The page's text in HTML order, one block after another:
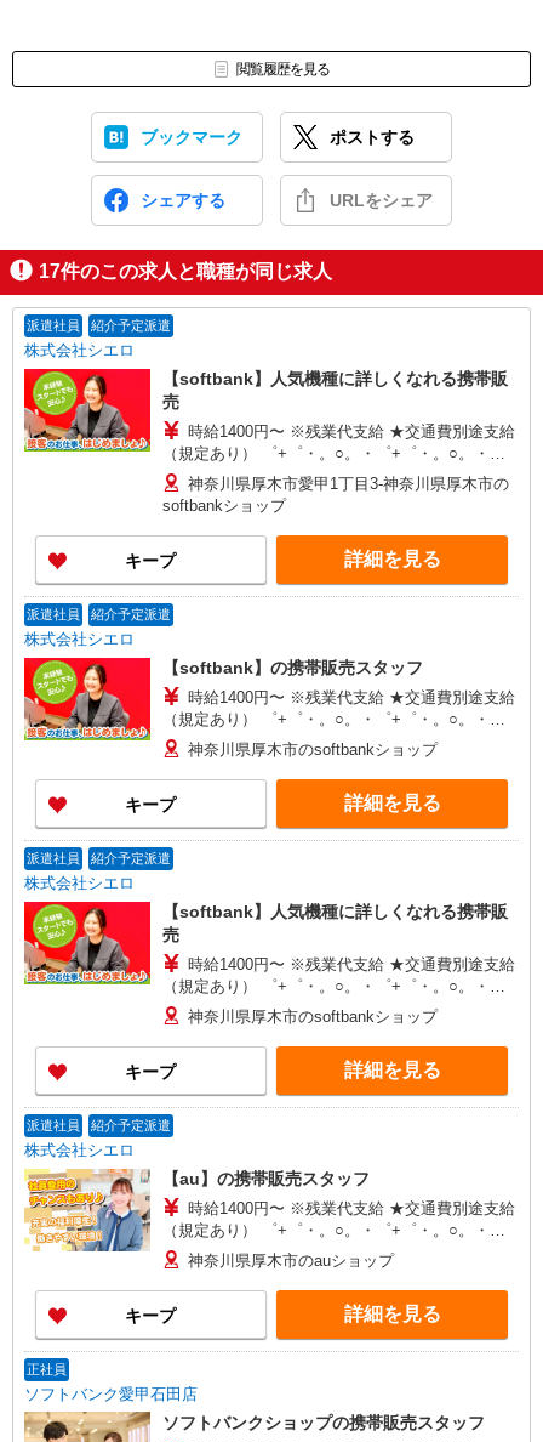
閲覧履歴を見る
ブックマーク ポストする
シェアする URLをシェア
17件のこの求人と職種が同じ求人
派遣社員 紹介予定派遣
株式会社シエロ
【softbank】人気機種に詳しくなれる携帯販
売
時給1400円〜 ※残業代支給 ★交通費別途支給
（規定あり） ゜+゜・。○。・゜+゜・。○。・゜
+゜ 入社祝い金10万円支給(規定有) お友達を紹介
頂くと, インセンティブ支給(規定有) ★月2回払
い・週払い可能（規程有）★ ゜・。○。・゜
+゜・。○。・゜+゜
神奈川県厚木市愛甲1丁目3‐神奈川県厚木市の
softbankショップ
キープ 詳細を見る
派遣社員 紹介予定派遣
株式会社シエロ
【softbank】の携帯販売スタッフ
時給1400円〜 ※残業代支給 ★交通費別途支給
（規定あり） ゜+゜・。○。・゜+゜・。○。・゜
+゜ 入社祝い金10万円支給(規定有) お友達を紹介
頂くと, インセンティブ支給(規定有) ★月2回払
い・週払い可能（規程有）★ ゜・。○。・゜
+゜・。○。・゜+゜
神奈川県厚木市のsoftbankショップ
キープ 詳細を見る
派遣社員 紹介予定派遣
株式会社シエロ
【softbank】人気機種に詳しくなれる携帯販
売
時給1400円〜 ※残業代支給 ★交通費別途支給
（規定あり） ゜+゜・。○。・゜+゜・。○。・゜
+゜ 入社祝い金10万円支給(規定有) お友達を紹介
頂くと, インセンティブ支給(規定有) ★月2回払
い・週払い可能（規程有）★ ゜・。○。・゜
+゜・。○。・゜+゜
神奈川県厚木市のsoftbankショップ
キープ 詳細を見る
派遣社員 紹介予定派遣
株式会社シエロ
【au】の携帯販売スタッフ
時給1400円〜 ※残業代支給 ★交通費別途支給
（規定あり） ゜+゜・。○。・゜+゜・。○。・゜
+゜ 入社祝い金10万円支給(規定有) お友達を紹介
頂くと, インセンティブ支給(規定有) ★月2回払
い・週払い可能（規程有）★ ゜・。○。・゜
+゜・。○。・゜+゜
神奈川県厚木市のauショップ
キープ 詳細を見る
正社員
ソフトバンク愛甲石田店
ソフトバンクショップの携帯販売スタッフ